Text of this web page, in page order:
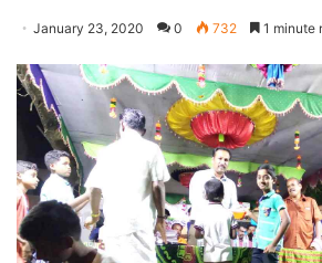
January 23, 2020 0 732 1 minute